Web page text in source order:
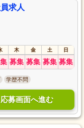
求人
木 金 土 日
募集 募集 募集 募集
学歴不問
応募画面へ進む